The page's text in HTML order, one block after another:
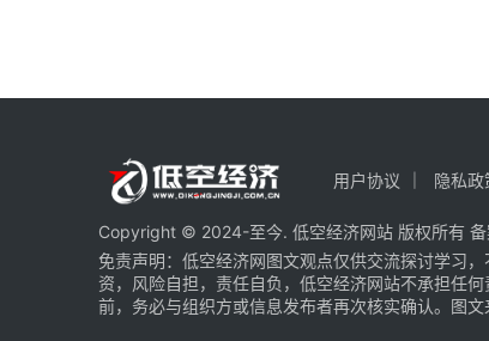
用户协议 隐私政
Copyright © 2024-至今. 低空经济网站 版权所有 备
免责声明：低空经济网图文观点仅供交流探讨学习
资，风险自担，责任自负，低空经济网站不承担任
前，务必与组织方或信息发布者再次核实确认。图